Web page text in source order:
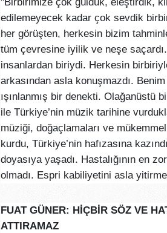
edilemeyecek kadar çok sevdik
her görüşten, herkesin bizim
tüm çevresine iyilik ve neşe
insanlardan biriydi. Herkesin
arkasından asla konuşmazdı.
ışınlanmış bir denekti. Olağanüstü
ile Türkiye’nin müzik tarihine
müziği, doğaçlamaları ve
kurdu, Türkiye’nin hafızasına
doyasıya yaşadı. Hastalığının en
olmadı. Espri kabiliyetini asla
FUAT GÜNER: HİÇBİR SÖZ VE
ATTIRAMAZ